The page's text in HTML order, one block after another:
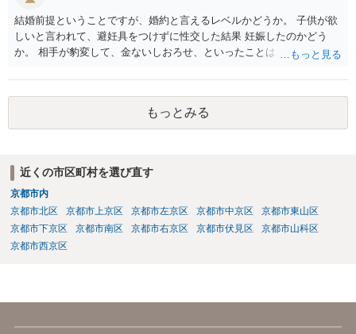
結婚前提ということですが、婚約と言えるレベルかどうか。 子供が欲
しいと言われて、避妊具をつけずに性交した結果 妊娠したのかどう
か。 相手が豹変して、金ないしおろせ、といったことは、不法 行為に
よるも のかどうか、説明付きの診断書が欲しいですね。 慰謝料請求
は、可能でしょう。
もっとみる
近くの市区町村を選び直す
京都市内
京都市北区
京都市上京区 京都市左京区 京都市中京区
京都市東山区
京都市下京区
京都市南区 京都市右京区 京都市伏見区
京都市山科区
京都市西京区